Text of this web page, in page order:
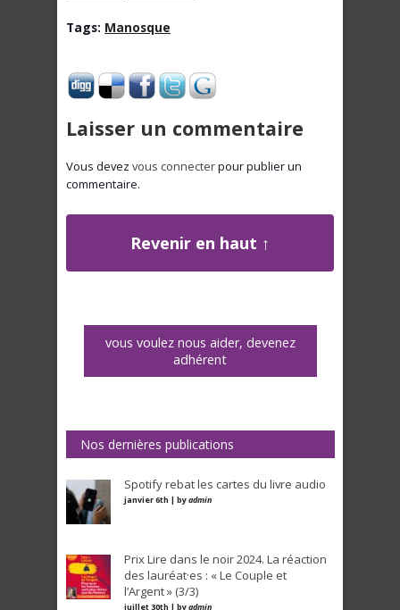
Tags: Manosque
Laisser un commentaire
Vous devez vous connecterpour publier un
commentaire.
Revenir en haut ↑
vous voulez nous aider, devenez
adhérent
Nos dernières publications
Spotify rebat les cartes du livre audio
janvier 6th | byadmin
Prix Lire dans le noir 2024. La réaction
des lauréat·es : « Le Couple et
l’Argent » (3/3)
juillet 30th | byadmin